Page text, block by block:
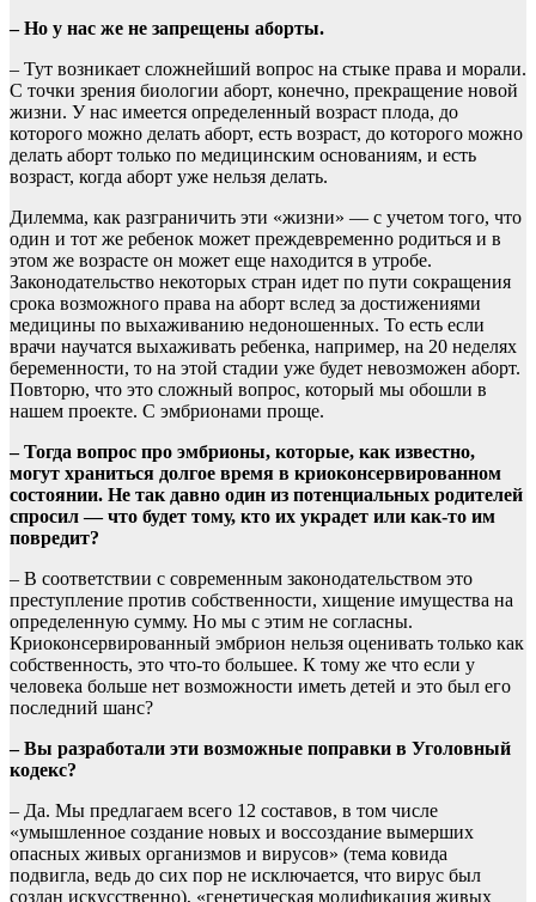
– Но у нас же не запрещены аборты.
– Тут возникает сложнейший вопрос на стыке права и морали.
С точки зрения биологии аборт, конечно, прекращение новой
жизни. У нас имеется определенный возраст плода, до
которого можно делать аборт, есть возраст, до которого можно
делать аборт только по медицинским основаниям, и есть
возраст, когда аборт уже нельзя делать.
Дилемма, как разграничить эти «жизни» — с учетом того, что
один и тот же ребенок может преждевременно родиться и в
этом же возрасте он может еще находится в утробе.
Законодательство некоторых стран идет по пути сокращения
срока возможного права на аборт вслед за достижениями
медицины по выхаживанию недоношенных. То есть если
врачи научатся выхаживать ребенка, например, на 20 неделях
беременности, то на этой стадии уже будет невозможен аборт.
Повторю, что это сложный вопрос, который мы обошли в
нашем проекте. С эмбрионами проще.
– Тогда вопрос про эмбрионы, которые, как известно,
могут храниться долгое время в криоконсервированном
состоянии. Не так давно один из потенциальных родителей
спросил — что будет тому, кто их украдет или как-то им
повредит?
– В соответствии с современным законодательством это
преступление против собственности, хищение имущества на
определенную сумму. Но мы с этим не согласны.
Криоконсервированный эмбрион нельзя оценивать только как
собственность, это что-то большее. К тому же что если у
человека больше нет возможности иметь детей и это был его
последний шанс?
– Вы разработали эти возможные поправки в Уголовный
кодекс?
– Да. Мы предлагаем всего 12 составов, в том числе
«умышленное создание новых и воссоздание вымерших
опасных живых организмов и вирусов» (тема ковида
подвигла, ведь до сих пор не исключается, что вирус был
создан искусственно), «генетическая модификация живых